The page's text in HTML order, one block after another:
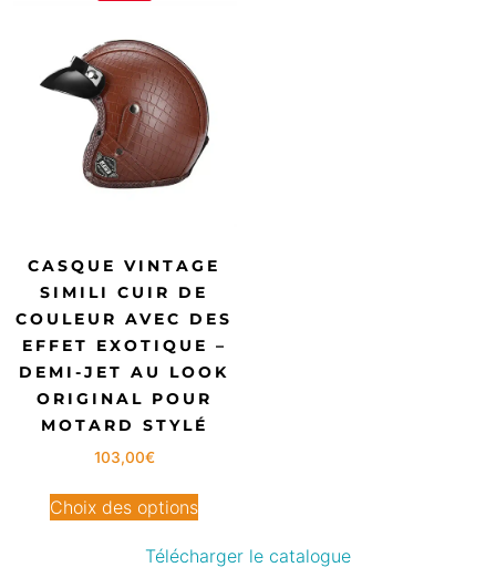
CASQUE VINTAGE
SIMILI CUIR DE
COULEUR AVEC DES
EFFET EXOTIQUE –
DEMI-JET AU LOOK
ORIGINAL POUR
MOTARD STYLÉ
103,00€
Choix des options
Télécharger le catalogue